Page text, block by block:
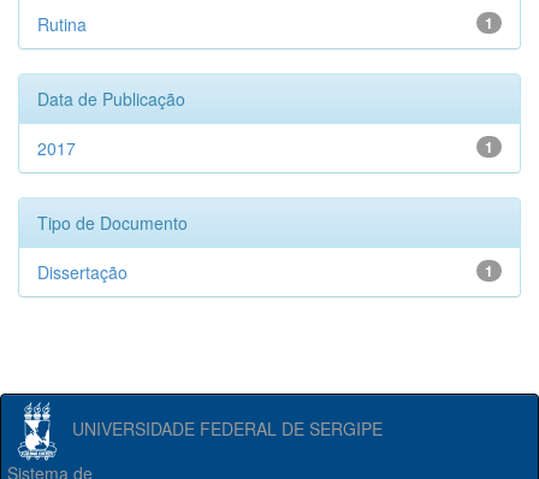
1
Rutina
Data de Publicação
1
2017
Tipo de Documento
1
Dissertação
UNIVERSIDADE FEDERAL DE SERGIPE
Sistema de